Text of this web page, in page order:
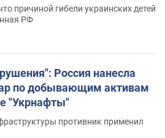
причиной гибели украинских детей
РФ
Россия нанесла
по добывающим активам
"Укрнафты"
противник применил